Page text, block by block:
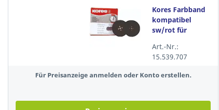
Kores Farbband
kompatibel
sw/rot für
Art.-Nr.:
15.539.707
Für Preisanzeige anmelden oder Konto erstellen.